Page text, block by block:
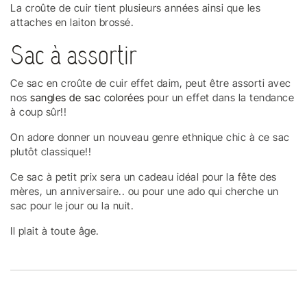
La croûte de cuir tient plusieurs années ainsi que les
attaches en laiton brossé.
Sac à assortir
Ce sac en croûte de cuir effet daim, peut être assorti avec
nos sangles de sac colorées pour un effet dans la tendance
à coup sûr!!
On adore donner un nouveau genre ethnique chic à ce sac
plutôt classique!!
Ce sac à petit prix sera un cadeau idéal pour la fête des
mères, un anniversaire.. ou pour une ado qui cherche un
sac pour le jour ou la nuit.
Il plait à toute âge.